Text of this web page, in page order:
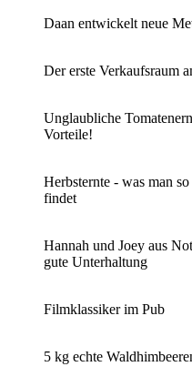
Daan entwickelt neue
Der erste Verkaufsraum
Unglaubliche
Vorteile!
Herbsternte - was man
findet
Hannah und Joey aus
gute Unterhaltung
Filmklassiker im Pub
5 kg echte